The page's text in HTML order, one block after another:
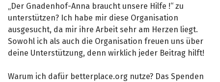
„Der Gnadenhof-Anna braucht unsere Hilfe !“ zu
unterstützen? Ich habe mir diese Organisation
ausgesucht, da mir ihre Arbeit sehr am Herzen liegt.
Sowohl ich als auch die Organisation freuen uns über
deine Unterstützung, denn wirklich jeder Beitrag hilft!
Warum ich dafür betterplace.org nutze? Das Spenden